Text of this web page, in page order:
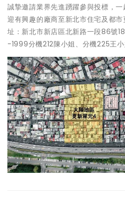
誠摯邀請業界先進踴躍參與投標，
迎有興趣的廠商至新北市住宅及都
址：新北市新店區北新路一段86號
-1999分機212陳小姐、分機225王小